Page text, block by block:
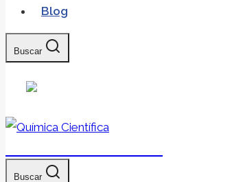
Blog
Buscar
Buscar